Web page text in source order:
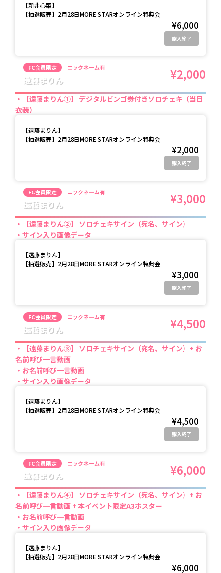
【新井心菜】
【抽選販売】2月28日MORE STARオンライン特典会
¥6,000
購入終了
FC会員限定 ニックネーム有
遠藤まりん ¥2,000
【遠藤まりん①】 デジタルビンゴ券付きソロチェキ（当日
衣装）
【遠藤まりん】
【抽選販売】2月28日MORE STARオンライン特典会
¥2,000
購入終了
FC会員限定 ニックネーム有
遠藤まりん ¥3,000
【遠藤まりん②】 ソロチェキサイン（宛名、サイン）
サイン入り画像データ
【遠藤まりん】
【抽選販売】2月28日MORE STARオンライン特典会
¥3,000
購入終了
FC会員限定 ニックネーム有
遠藤まりん ¥4,500
【遠藤まりん③】 ソロチェキサイン（宛名、サイン）+ お
名前呼び一言動画
お名前呼び一言動画
サイン入り画像データ
【遠藤まりん】
【抽選販売】2月28日MORE STARオンライン特典会
¥4,500
購入終了
FC会員限定 ニックネーム有
遠藤まりん ¥6,000
【遠藤まりん④】 ソロチェキサイン（宛名、サイン）+ お
名前呼び一言動画 + 本イベント限定A3ポスター
お名前呼び一言動画
サイン入り画像データ
【遠藤まりん】
【抽選販売】2月28日MORE STARオンライン特典会
¥6,000